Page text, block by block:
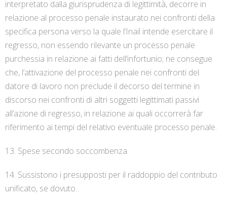
interpretato dalla giurisprudenza di legittimità, decorre in
relazione al processo penale instaurato nei confronti della
specifica persona verso la quale l’Inail intende esercitare il
regresso, non essendo rilevante un processo penale
purchessia in relazione ai fatti dell’infortunio; ne consegue
che, l’attivazione del processo penale nei confronti del
datore di lavoro non preclude il decorso del termine in
discorso nei confronti di altri soggetti legittimati passivi
all’azione di regresso, in relazione ai quali occorrerà far
riferimento ai tempi del relativo eventuale processo penale.
13. Spese secondo soccombenza.
14. Sussistono i presupposti per il raddoppio del contributo
unificato, se dovuto.